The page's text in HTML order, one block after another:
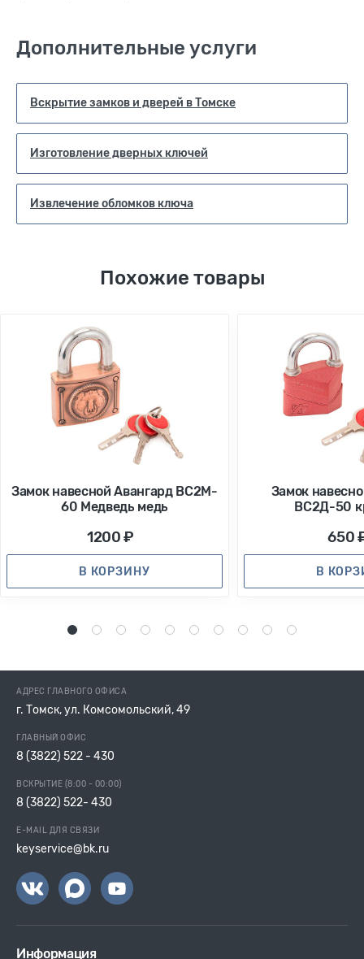
Дополнительные услуги
Вскрытие замков и дверей в Томске
Изготовление дверных ключей
Извлечение обломков ключа
Похожие товары
Замок навесной Авангард ВС2M-
60 Медведь медь
1200 ₽
В КОРЗИНУ
Замок
ВС2Д-50
650
В
1 2 3 4 5 6 7 8 9 10
АДРЕС ГЛАВНОГО ОФИСА
г. Томск, ул. Комсомольский, 49
ГЛАВНЫЙ ОФИС
8 (3822) 522 - 430
ВСКРЫТИЕ (8:00 - 00:00)
8 (3822) 522- 430
E-MAIL ДЛЯ СВЯЗИ
keyservice@bk.ru
Информация